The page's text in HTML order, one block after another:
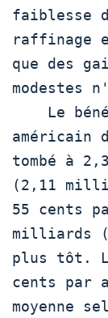
faiblesse
raffinage
que des
modestes
américain
tombé à
(2,11
55 cents
milliards
plus tôt.
cents par
moyenne